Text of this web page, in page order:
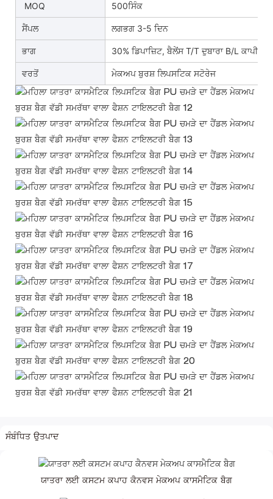
MOQ 500ਸਿੰਕ
ਸੈਂਪਲ ਲਗਭਗ 3-5 ਦਿਨ
ਭਾਗ 30% ਡਿਪਾਜ਼ਿਟ, ਬੈਲੇਂਸ T/T ਦੁਬਾਰਾ B/L ਕਾਪੀ
ਵਰਤੋਂ ਮੇਕਅਪ ਬੁਰਸ਼ ਲਿਪਸਟਿਕ ਸਟੋਰੇਜ
ਸੰਬੰਧਿਤ ਉਤਪਾਦ
ਯਾਤਰਾ ਲਈ ਕਸਟਮ ਕਪਾਹ ਕੈਨਵਸ ਮੇਕਅਪ ਕਾਸਮੈਟਿਕ ਬੈਗ